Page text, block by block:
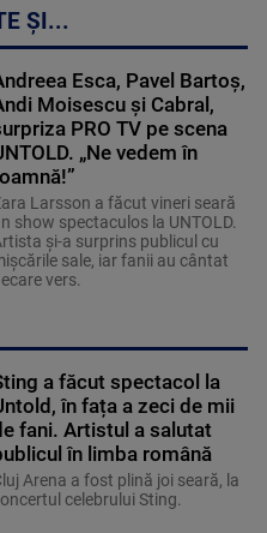
ȘI...
Esca, Pavel Bartoș,
Moisescu și Cabral,
PRO TV pe scena
„Ne vedem în
Larsson a făcut vineri seară
show spectaculos la UNTOLD.
și-a surprins publicul cu
sale, iar fanii au cântat
vers.
a făcut spectacol la
în fața a zeci de mii
fani. Artistul a salutat
în limba română
Arena a fost plină joi seară, la
celebrului Sting.